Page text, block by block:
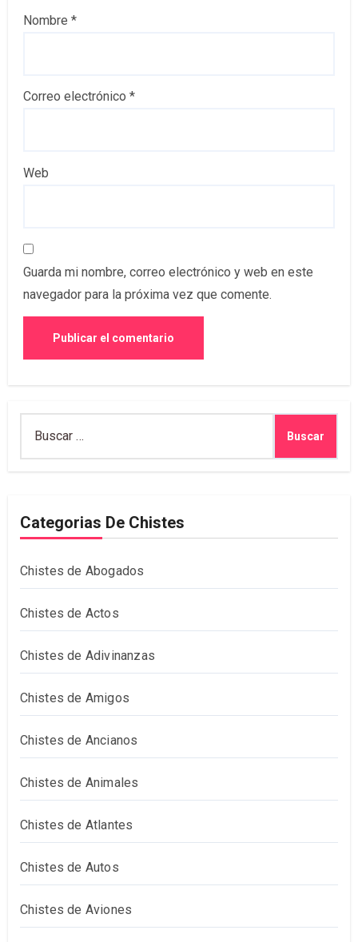
Nombre *
Correo electrónico *
Web
Guarda mi nombre, correo electrónico y web en este
navegador para la próxima vez que comente.
Categorias De Chistes
Chistes de Abogados
Chistes de Actos
Chistes de Adivinanzas
Chistes de Amigos
Chistes de Ancianos
Chistes de Animales
Chistes de Atlantes
Chistes de Autos
Chistes de Aviones